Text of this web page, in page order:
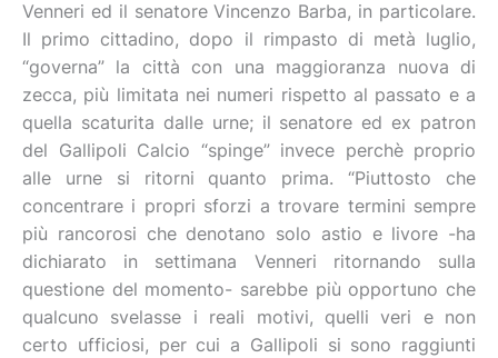
Venneri ed il senatore Vincenzo Barba, in particolare.
Il primo cittadino, dopo il rimpasto di metà luglio,
“governa” la città con una maggioranza nuova di
zecca, più limitata nei numeri rispetto al passato e a
quella scaturita dalle urne; il senatore ed ex patron
del Gallipoli Calcio “spinge” invece perchè proprio
alle urne si ritorni quanto prima. “Piuttosto che
concentrare i propri sforzi a trovare termini sempre
più rancorosi che denotano solo astio e livore -ha
dichiarato in settimana Venneri ritornando sulla
questione del momento- sarebbe più opportuno che
qualcuno svelasse i reali motivi, quelli veri e non
certo ufficiosi, per cui a Gallipoli si sono raggiunti